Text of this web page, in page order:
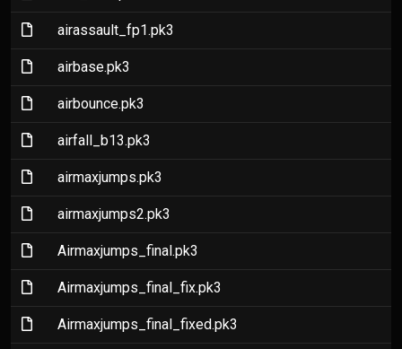
(File)airassault_fp1.pk3
(File)airbase.pk3
(File)airbounce.pk3
(File)airfall_b13.pk3
(File)airmaxjumps.pk3
(File)airmaxjumps2.pk3
(File)Airmaxjumps_final.pk3
(File)Airmaxjumps_final_fix.pk3
(File)Airmaxjumps_final_fixed.pk3